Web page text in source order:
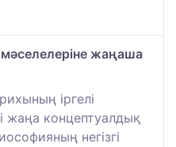
жаңаша
іргелі
жаңа концептуалдық
негізгі